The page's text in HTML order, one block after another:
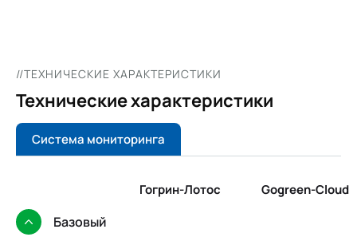
//ТЕХНИЧЕСКИЕ ХАРАКТЕРИСТИКИ
Технические характеристики
Система мониторинга
Гогрин-Лотос Gogreen-Cloud
Базовый